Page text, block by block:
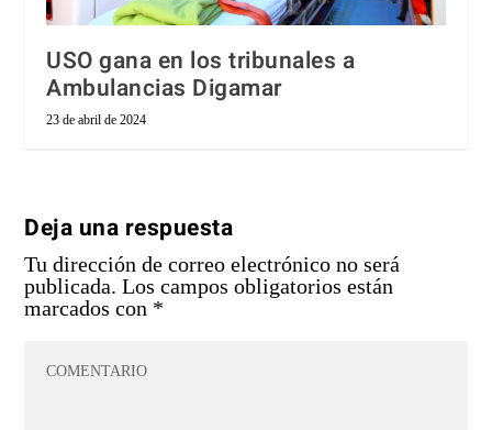
USO gana en los tribunales a
Ambulancias Digamar
23 de abril de 2024
Deja una respuesta
Tu dirección de correo electrónico no será
publicada. Los campos obligatorios están
marcados con *